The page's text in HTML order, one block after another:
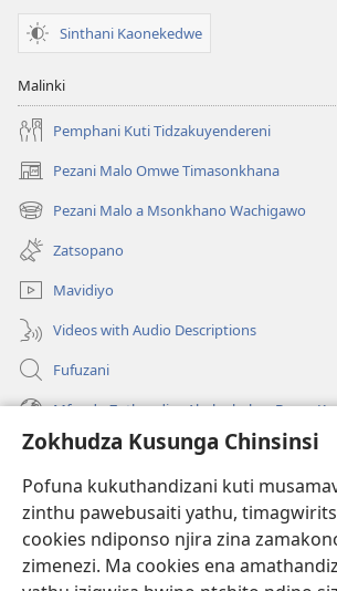
Zokhudza Kusunga Chinsinsi
Pofuna kukuthandizani kuti
zinthu pawebusaiti yathu,
cookies ndiponso njira zina
zimenezi. Ma cookies ena
Sinthani Kaonekedwe
Malinki
Pemphani Kuti Tidzakuyendereni
Pezani Malo Omwe Timasonkhana
(imatsegula
tsamba
lina)
Pezani Malo a Msonkhano Wachigawo
(imatsegula
tsamba
lina)
Zatsopano
Mavidiyo
Videos with Audio Descriptions
Fufuzani
Mfundo Zothandiza Akuluakulu a Boma
Zokuthandizani
Zopereka
(imatsegula
tsamba
lina)
Watchtower LAIBULALE YA PA INTANET™
(imatsegula